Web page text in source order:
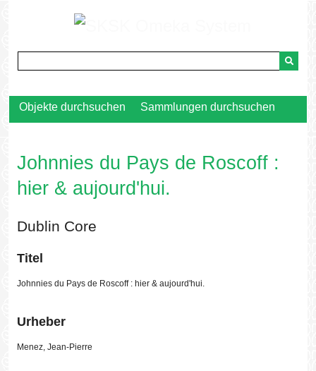
zur
Objekte durchsuchen Sammlungen durchsuchen
Johnnies du Pays de Roscoff :
hier & aujourd'hui.
Dublin Core
Titel
Johnnies du Pays de Roscoff : hier & aujourd'hui.
Urheber
Menez, Jean-Pierre